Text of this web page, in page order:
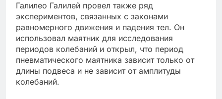
Галилео Галилей провел также ряд
экспериментов, связанных с законами
равномерного движения и падения тел. Он
использовал маятник для исследования
периодов колебаний и открыл, что период
пневматического маятника зависит только от
длины подвеса и не зависит от амплитуды
колебаний.